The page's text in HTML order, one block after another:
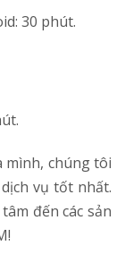
30 phút.
mình, chúng tôi
vụ tốt nhất.
đến các sản